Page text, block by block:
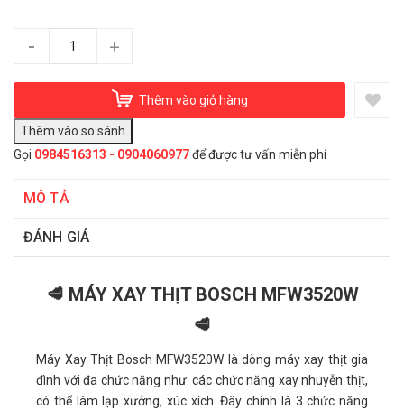
- +
Thêm vào giỏ hàng
Gọi 0984516313 - 0904060977để được tư vấn miễn phí
MÔ TẢ
ĐÁNH GIÁ
🥩 MÁY XAY THỊT BOSCH MFW3520W
🥩
Máy Xay Thịt Bosch MFW3520W là dòng máy xay thịt gia
đình với đa chức năng như: các chức năng xay nhuyễn thịt,
có thể làm lạp xưởng, xúc xích. Đây chính là 3 chức năng